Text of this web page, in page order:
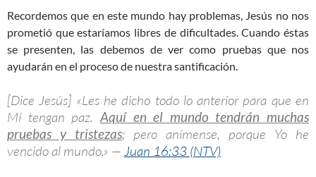
Recordemos que en este mundo hay problemas, Jesús no nos
prometió que estaríamos libres de dificultades. Cuando éstas
se presenten, las debemos de ver como pruebas que nos
ayudarán en el proceso de nuestra santificación.
[Dice Jesús] «Les he dicho todo lo anterior para que en
Mí tengan paz.Aquí en el mundo tendrán muchas
pruebas y tristezas; pero anímense, porque Yo he
vencido al mundo.» — Juan 16:33 (NTV)